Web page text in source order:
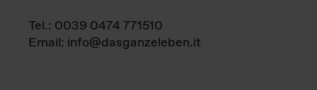
Tel.: 0039 0474 771510
Email: info@dasganzeleben.it